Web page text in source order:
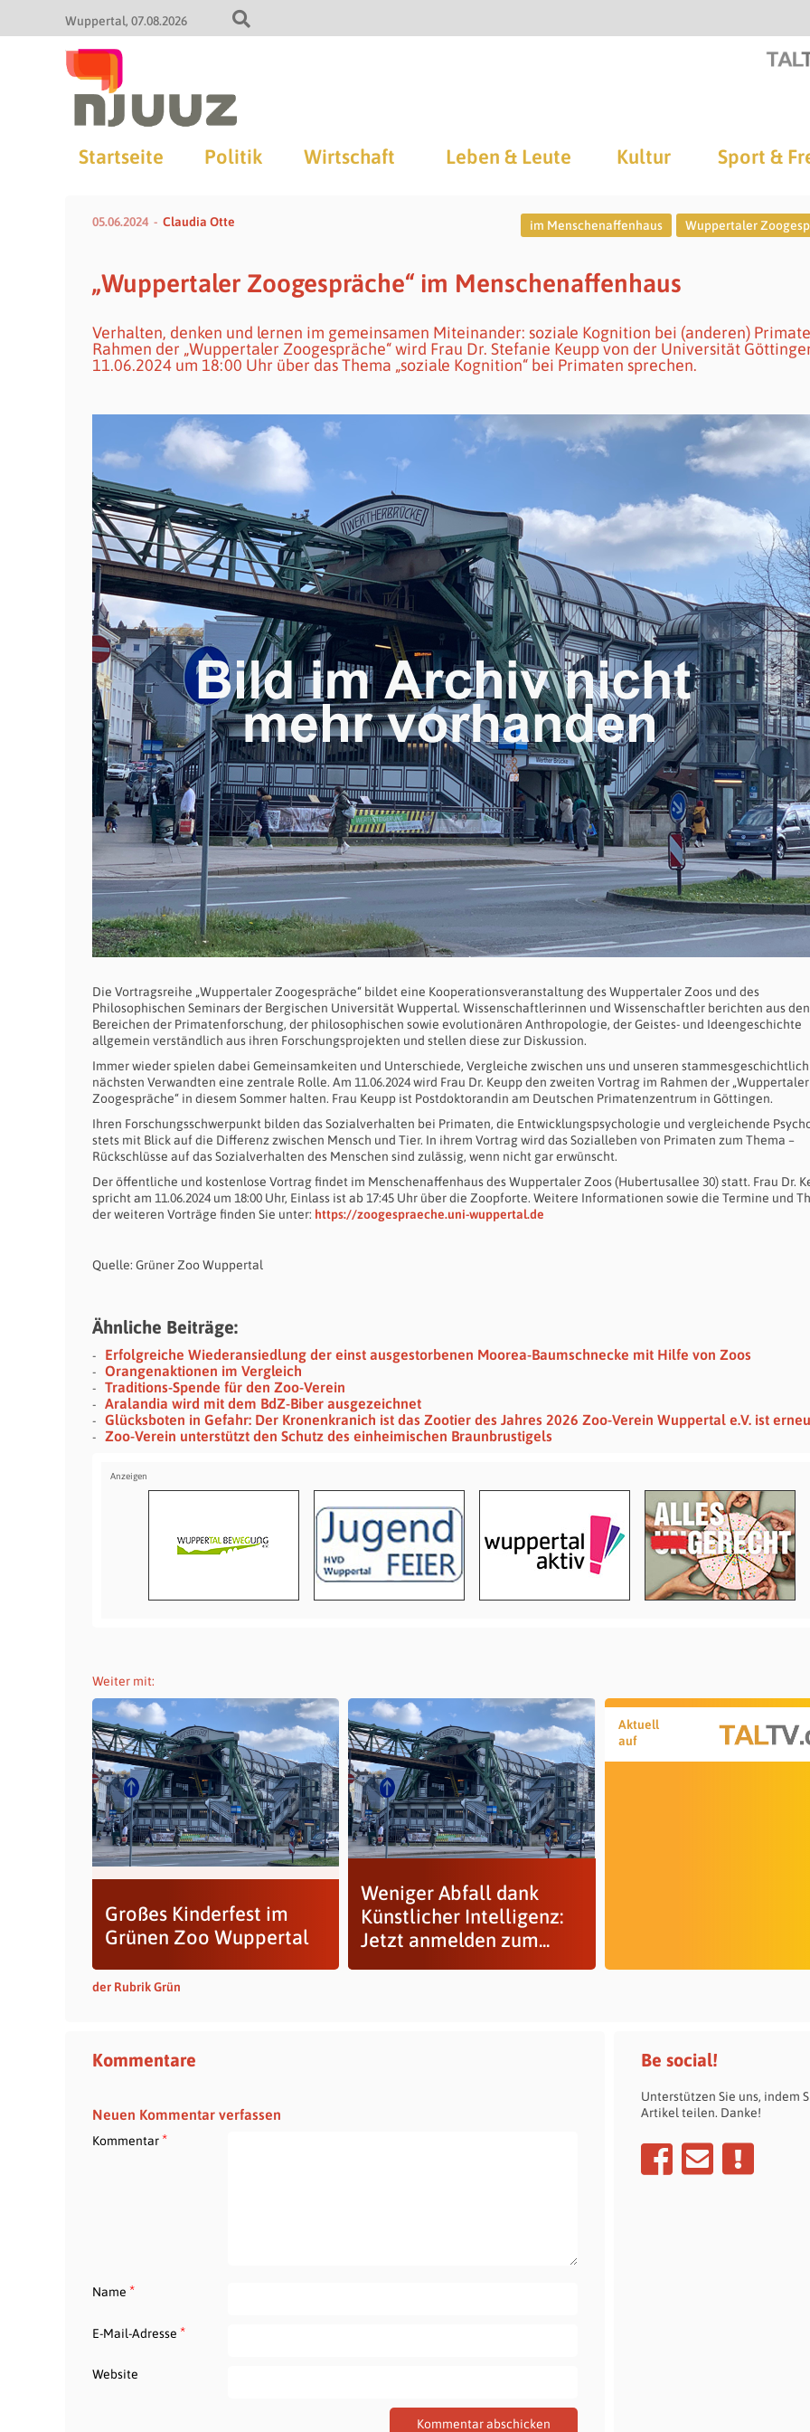
Wuppertal 07.08.2026
Startseite Politik Wirtschaft Leben & Leute Kultur Sport &
05.06.2024 Claudia Otte im Menschenaffenhaus Wuppertaler
„Wuppertaler Zoogespräche“ im Menschenaffenhaus
Verhalten, denken und lernen im gemeinsamen Miteinander: soziale Kognition bei (anderen)
Rahmen der „Wuppertaler Zoogespräche“ wird Frau Dr. Stefanie Keupp von der Universität
11.06.2024 um 18:00 Uhr über das Thema „soziale Kognition“ bei Primaten sprechen.
Die Vortragsreihe „Wuppertaler Zoogespräche“ bildet eine Kooperationsveranstaltung des Wuppertaler Zoos und des
Philosophischen Seminars der Bergischen Universität Wuppertal. Wissenschaftlerinnen und Wissenschaftler berichten aus den
Bereichen der Primatenforschung, der philosophischen sowie evolutionären Anthropologie, der Geistes- und Ideengeschichte
allgemein verständlich aus ihren Forschungsprojekten und stellen diese zur Diskussion.
Immer wieder spielen dabei Gemeinsamkeiten und Unterschiede, Vergleiche zwischen uns und unseren stammesgeschichtlich
nächsten Verwandten eine zentrale Rolle. Am 11.06.2024 wird Frau Dr. Keupp den zweiten Vortrag im Rahmen der „Wuppertaler
Zoogespräche“ in diesem Sommer halten. Frau Keupp ist Postdoktorandin am Deutschen Primatenzentrum in Göttingen.
Ihren Forschungsschwerpunkt bilden das Sozialverhalten bei Primaten, die Entwicklungspsychologie und vergleichende
stets mit Blick auf die Differenz zwischen Mensch und Tier. In ihrem Vortrag wird das Sozialleben von Primaten zum Thema –
Rückschlüsse auf das Sozialverhalten des Menschen sind zulässig, wenn nicht gar erwünscht.
Der öffentliche und kostenlose Vortrag findet im Menschenaffenhaus des Wuppertaler Zoos (Hubertusallee 30) statt. Frau Dr.
spricht am 11.06.2024 um 18:00 Uhr, Einlass ist ab 17:45 Uhr über die Zoopforte. Weitere Informationen sowie die Termine und
der weiteren Vorträge finden Sie unter: https://zoogespraeche.uni-wuppertal.de
Quelle: Grüner Zoo Wuppertal
Ähnliche Beiträge:
Erfolgreiche Wiederansiedlung der einst ausgestorbenen Moorea-Baumschnecke mit Hilfe von Zoos
Orangenaktionen im Vergleich
Traditions-Spende für den Zoo-Verein
Aralandia wird mit dem BdZ-Biber ausgezeichnet
Glücksboten in Gefahr: Der Kronenkranich ist das Zootier des Jahres 2026 Zoo-Verein Wuppertal e.V. ist
Zoo-Verein unterstützt den Schutz des einheimischen Braunbrustigels
Weiter mit:
Großes Kinderfest im
Grünen Zoo Wuppertal
Weniger Abfall dank
Künstlicher Intelligenz:
Jetzt anmelden zum...
Aktuell
auf
der Rubrik Grün
Kommentare
Neuen Kommentar verfassen
Kommentar*
Name *
E-Mail-Adresse *
Website
Be social!
Unterstützen Sie uns, indem
Artikel teilen. Danke!